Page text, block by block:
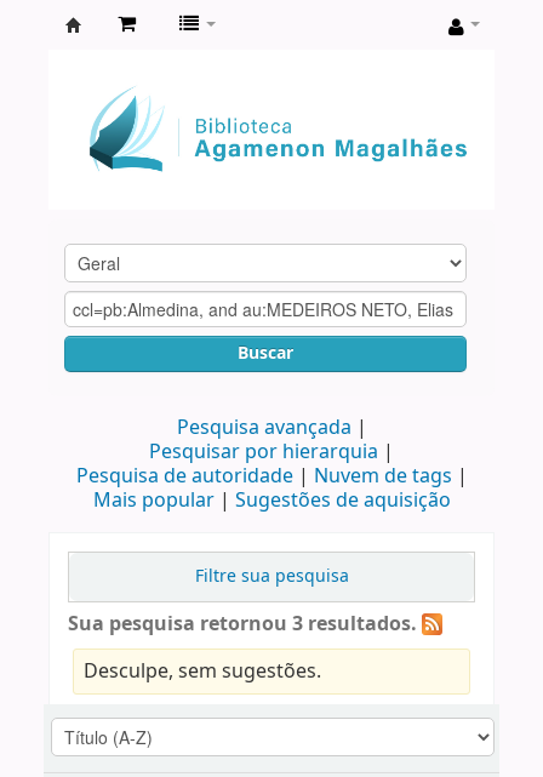
Agamenon
Magalhães
Buscar
Pesquisa avançada
Pesquisar por hierarquia
Pesquisa de autoridade
Nuvem de tags
Mais popular
Sugestões de aquisição
Filtre sua pesquisa
Sua pesquisa retornou 3 resultados.
Desculpe, sem sugestões.